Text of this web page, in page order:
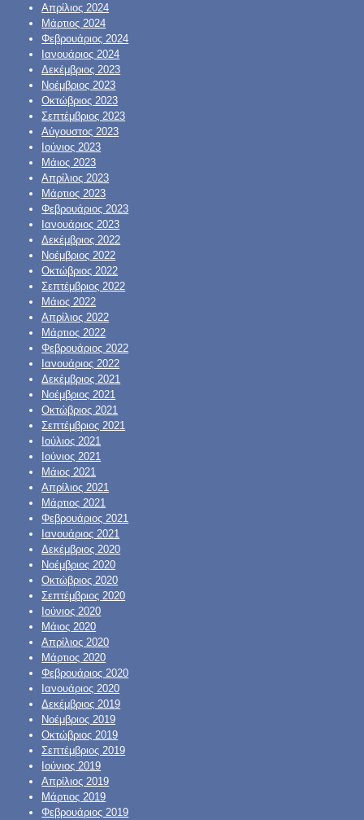
Απρίλιος 2024
Μάρτιος 2024
Φεβρουάριος 2024
Ιανουάριος 2024
Δεκέμβριος 2023
Νοέμβριος 2023
Οκτώβριος 2023
Σεπτέμβριος 2023
Αύγουστος 2023
Ιούνιος 2023
Μάιος 2023
Απρίλιος 2023
Μάρτιος 2023
Φεβρουάριος 2023
Ιανουάριος 2023
Δεκέμβριος 2022
Νοέμβριος 2022
Οκτώβριος 2022
Σεπτέμβριος 2022
Μάιος 2022
Απρίλιος 2022
Μάρτιος 2022
Φεβρουάριος 2022
Ιανουάριος 2022
Δεκέμβριος 2021
Νοέμβριος 2021
Οκτώβριος 2021
Σεπτέμβριος 2021
Ιούλιος 2021
Ιούνιος 2021
Μάιος 2021
Απρίλιος 2021
Μάρτιος 2021
Φεβρουάριος 2021
Ιανουάριος 2021
Δεκέμβριος 2020
Νοέμβριος 2020
Οκτώβριος 2020
Σεπτέμβριος 2020
Ιούνιος 2020
Μάιος 2020
Απρίλιος 2020
Μάρτιος 2020
Φεβρουάριος 2020
Ιανουάριος 2020
Δεκέμβριος 2019
Νοέμβριος 2019
Οκτώβριος 2019
Σεπτέμβριος 2019
Ιούνιος 2019
Απρίλιος 2019
Μάρτιος 2019
Φεβρουάριος 2019